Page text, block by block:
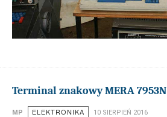
Terminal znakowy MERA 7953N
MP ELEKTRONIKA 10 SIERPIEŃ 2016